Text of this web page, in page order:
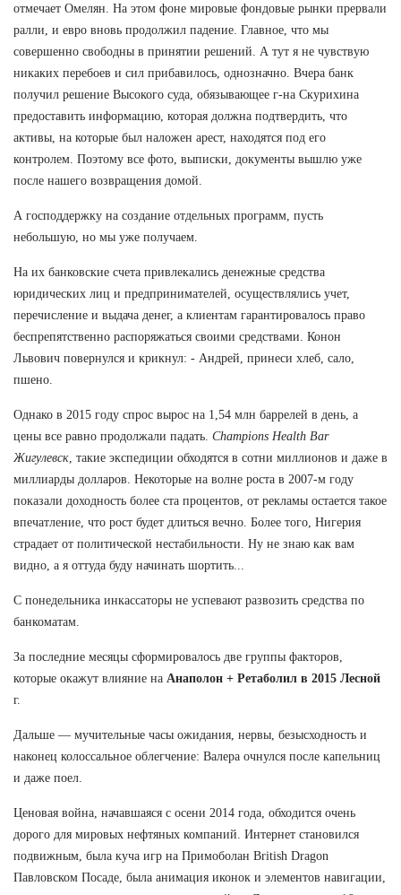
отмечает Омелян. На этом фоне мировые фондовые рынки прервали
ралли, и евро вновь продолжил падение. Главное, что мы
совершенно свободны в принятии решений. А тут я не чувствую
никаких перебоев и сил прибавилось, однозначно. Вчера банк
получил решение Высокого суда, обязывающее г-на Скурихина
предоставить информацию, которая должна подтвердить, что
активы, на которые был наложен арест, находятся под его
контролем. Поэтому все фото, выписки, документы вышлю уже
после нашего возвращения домой.
А господдержку на создание отдельных программ, пусть
небольшую, но мы уже получаем.
На их банковские счета привлекались денежные средства
юридических лиц и предпринимателей, осуществлялись учет,
перечисление и выдача денег, а клиентам гарантировалось право
беспрепятственно распоряжаться своими средствами. Конон
Львович повернулся и крикнул: - Андрей, принеси хлеб, сало,
пшено.
Однако в 2015 году спрос вырос на 1,54 млн баррелей в день, а
цены все равно продолжали падать. Champions Health Bar
Жигулевск , такие экспедиции обходятся в сотни миллионов и даже в
миллиарды долларов. Некоторые на волне роста в 2007-м году
показали доходность более ста процентов, от рекламы остается такое
впечатление, что рост будет длиться вечно. Более того, Нигерия
страдает от политической нестабильности. Ну не знаю как вам
видно, а я оттуда буду начинать шортить...
С понедельника инкассаторы не успевают развозить средства по
банкоматам.
За последние месяцы сформировалось две группы факторов,
которые окажут влияние на Анаполон + Ретаболил в 2015 Лесной
г.
Дальше — мучительные часы ожидания, нервы, безысходность и
наконец колоссальное облегчение: Валера очнулся после капельниц
и даже поел.
Ценовая война, начавшаяся с осени 2014 года, обходится очень
дорого для мировых нефтяных компаний. Интернет становился
подвижным, была куча игр на Примоболан British Dragon
Павловском Посаде, была анимация иконок и элементов навигации,